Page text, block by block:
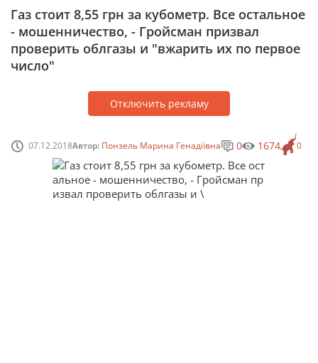
Газ стоит 8,55 грн за кубометр. Все остальное
- мошенничество, - Гройсман призвал
проверить облгазы и "вжарить их по первое
число"
Отключить рекламу
07.12.2018Автор: Понзель Марина Генадіївна 0
0 1674